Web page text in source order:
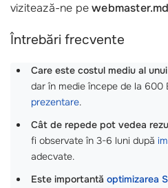
vizitează-ne pewebmaster.md
Întrebări frecvente
Care este costul mediu al
dar în medie începe de la 600
prezentare.
Cât de repede pot vedea
fi observate în 3-6 luni după
adecvate.
Este importantă optimizarea